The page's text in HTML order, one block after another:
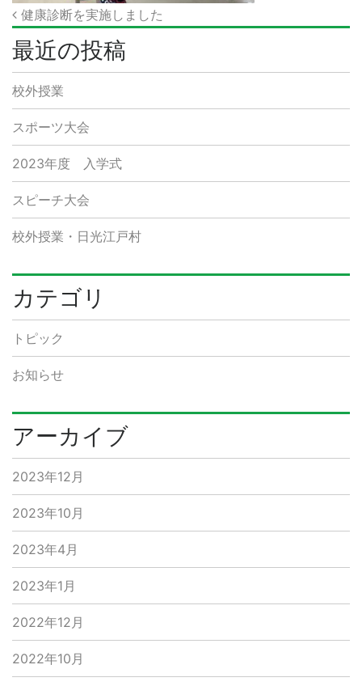
投
稿
ナ
ビ
ゲ
ー
シ
ョ
ン
健康診断を実施しました
最近の投稿
校外授業
スポーツ大会
2023年度 入学式
スピーチ大会
校外授業・日光江戸村
カテゴリ
トピック
お知らせ
アーカイブ
2023年12月
2023年10月
2023年4月
2023年1月
2022年12月
2022年10月